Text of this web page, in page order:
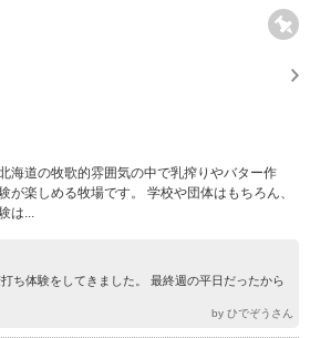
海道の牧歌的雰囲気の中で乳搾りやバター作
が楽しめる牧場です。 学校や団体はもちろん、
は...
ち体験をしてきました。 最終週の平日だったから
by ひでぞうさん